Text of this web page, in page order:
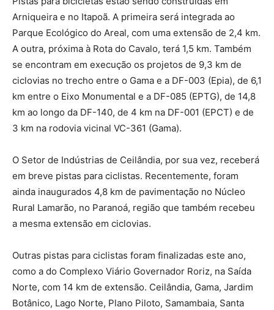
Arniqueira e no Itapoã. A primeira será integrada ao
Parque Ecológico do Areal, com uma extensão de 2,4 km.
A outra, próxima à Rota do Cavalo, terá 1,5 km. Também
se encontram em execução os projetos de 9,3 km de
ciclovias no trecho entre o Gama e a DF-003 (Epia), de 6,1
km entre o Eixo Monumental e a DF-085 (EPTG), de 14,8
km ao longo da DF-140, de 4 km na DF-001 (EPCT) e de
3 km na rodovia vicinal VC-361 (Gama).
O Setor de Indústrias de Ceilândia, por sua vez, receberá
em breve pistas para ciclistas. Recentemente, foram
ainda inaugurados 4,8 km de pavimentação no Núcleo
Rural Lamarão, no Paranoá, região que também recebeu
a mesma extensão em ciclovias.
Outras pistas para ciclistas foram finalizadas este ano,
como a do Complexo Viário Governador Roriz, na Saída
Norte, com 14 km de extensão. Ceilândia, Gama, Jardim
Botânico, Lago Norte, Plano Piloto, Samambaia, Santa